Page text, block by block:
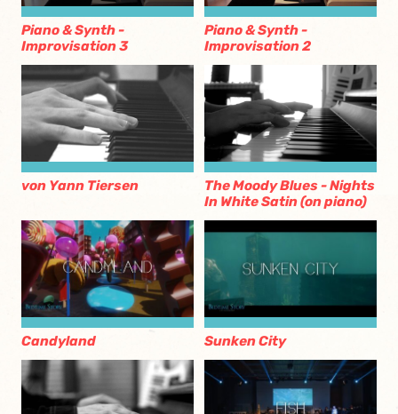
Piano & Synth -
Improvisation 3
Piano & Synth -
Improvisation 2
von Yann Tiersen
The Moody Blues - Nights
In White Satin (on piano)
Candyland Sunken City